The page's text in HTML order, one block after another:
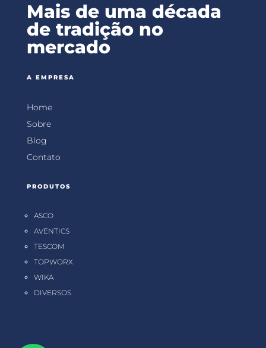
Mais de uma década
de tradição no
mercado
A EMPRESA
Home
Sobre
Blog
Contato
PRODUTOS
ASCO
AVENTICS
TESCOM
TOPWORX
WIKA
DIVERSOS